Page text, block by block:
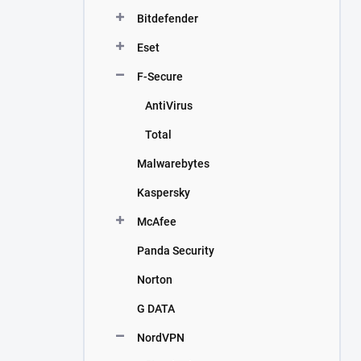
Bitdefender
Eset
F-Secure
AntiVirus
Total
Malwarebytes
Kaspersky
McAfee
Panda Security
Norton
G DATA
NordVPN